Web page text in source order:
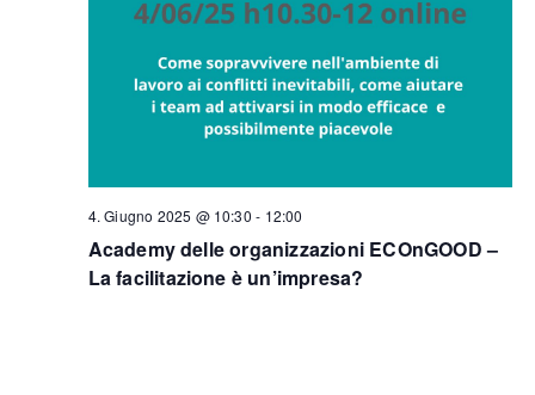
Academy delle organizzazioni ECOnGOOD –
La facilitazione è un’impresa?
4. Giugno 2025 @ 10:30 - 12:00